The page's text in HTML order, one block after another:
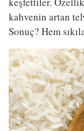
kahvenin artan
Sonuç? Hem